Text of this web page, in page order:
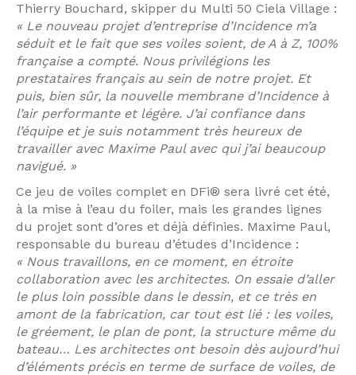
Thierry Bouchard, skipper du Multi 50 Ciela Village :
« Le nouveau projet d’entreprise d’Incidence m’a
séduit et le fait que ses voiles soient, de A à Z, 100%
française a compté. Nous privilégions les
prestataires français au sein de notre projet. Et
puis, bien sûr, la nouvelle membrane d’Incidence à
l’air performante et légère. J’ai confiance dans
l’équipe et je suis notamment très heureux de
travailler avec Maxime Paul avec qui j’ai beaucoup
navigué. »
Ce jeu de voiles complet en DFi® sera livré cet été,
à la mise à l’eau du foiler, mais les grandes lignes
du projet sont d’ores et déjà définies. Maxime Paul,
responsable du bureau d’études d’Incidence :
« Nous travaillons, en ce moment, en étroite
collaboration avec les architectes. On essaie d’aller
le plus loin possible dans le dessin, et ce très en
amont de la fabrication, car tout est lié : les voiles,
le gréement, le plan de pont, la structure même du
bateau… Les architectes ont besoin dès aujourd’hui
d’éléments précis en terme de surface de voiles, de